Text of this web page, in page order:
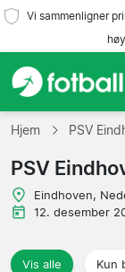
Vi sammenligner
Hjem
Lag
Ligaer
Reisebyråer
Hjem PSV
PSV
Eindhoven,
12. desember
Vis alle Kun